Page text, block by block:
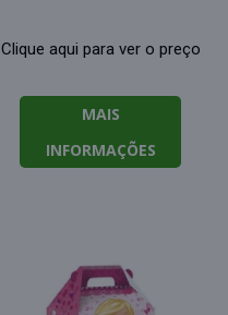
Clique aqui para ver o preço
MAIS
INFORMAÇÕES